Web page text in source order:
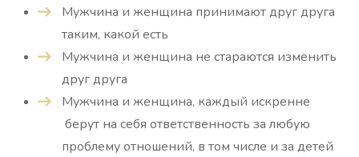
Мужчина и женщина принимают друг друга
таким, какой есть
Мужчина и женщина не стараются изменить
друг друга
Мужчина и женщина, каждый искренне
берут на себя ответственность за любую
проблему отношений, в том числе и за детей